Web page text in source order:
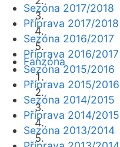
Fanzóna
Sezóna 2017/2018
Příprava 2017/2018
Sezóna 2016/2017
Příprava 2016/2017
Sezóna 2015/2016
Příprava 2015/2016
Sezóna 2014/2015
Příprava 2014/2015
Sezóna 2013/2014